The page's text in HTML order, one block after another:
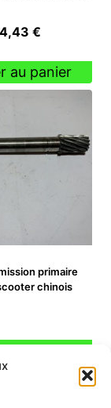
:
€
actuel
est :
au panier
primaire
chinois